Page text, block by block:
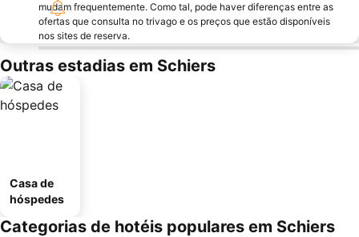
mudam frequentemente. Como tal, pode haver diferenças entre as
ofertas que consulta no trivago e os preços que estão disponíveis
nos sites de reserva.
Outras estadias em Schiers
Casa de
hóspedes
Categorias de hotéis populares em Schiers